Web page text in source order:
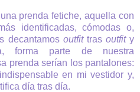
prenda fetiche, aquella con
identificadas, cómodas o,
decantamos outfittras outfity
forma parte de nuestra
prenda serían los pantalones:
en mi vestidor y,
día tras día.